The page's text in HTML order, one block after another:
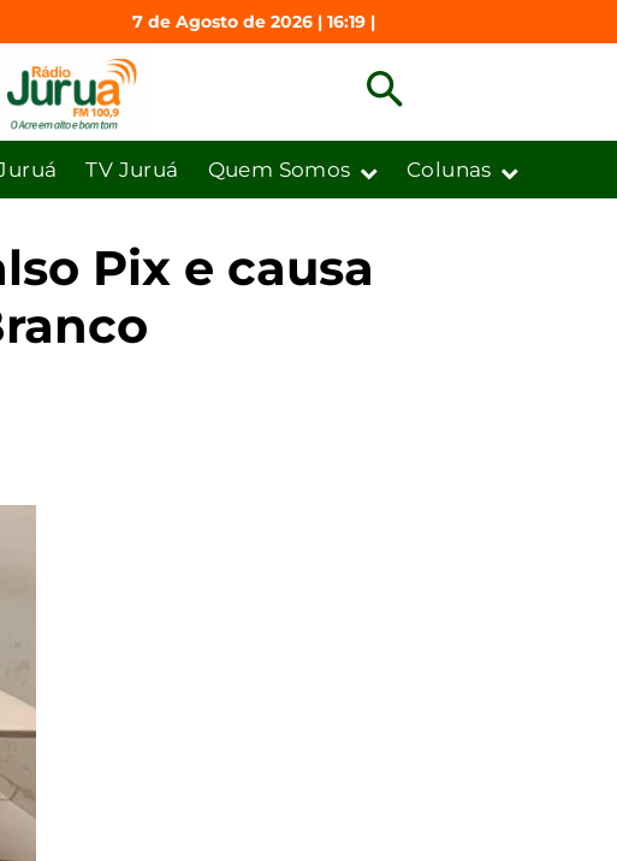
7 de Agosto de 2026 | 16:19 |
TV Juruá Quem Somos Colunas
Pix e causa